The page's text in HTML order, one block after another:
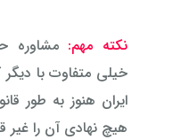
نکته مهم: مشاوره
خیلی متفاوت با
ایران هنوز به طور
هیچ نهادی آن را غیر